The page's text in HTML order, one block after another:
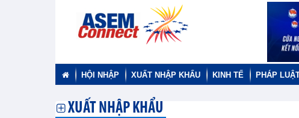
HỘI NHẬP XUẤT NHẬP KHẨU KINH TẾ PHÁP
XUẤT NHẬP KHẨU